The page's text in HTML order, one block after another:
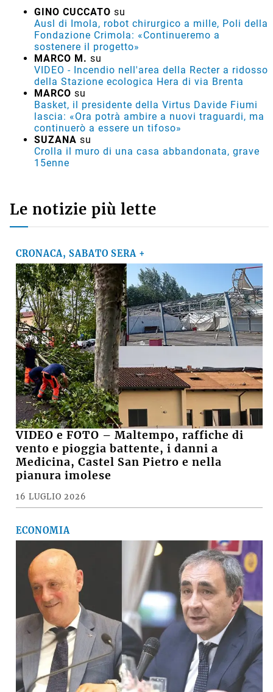
GINO CUCCATO su
Ausl di Imola, robot chirurgico a mille, Poli della
Fondazione Crimola: «Continueremo a
sostenere il progetto»
MARCO M. su
VIDEO - Incendio nell'area della Recter a ridosso
della Stazione ecologica Hera di via Brenta
MARCO su
Basket, il presidente della Virtus Davide Fiumi
lascia: «Ora potrà ambire a nuovi traguardi, ma
continuerò a essere un tifoso»
SUZANA su
Crolla il muro di una casa abbandonata, grave
15enne
Le notizie più lette
CRONACA, SABATO SERA +
VIDEO e FOTO – Maltempo, raffiche di
vento e pioggia battente, i danni a
Medicina, Castel San Pietro e nella
pianura imolese
16 LUGLIO 2026
ECONOMIA